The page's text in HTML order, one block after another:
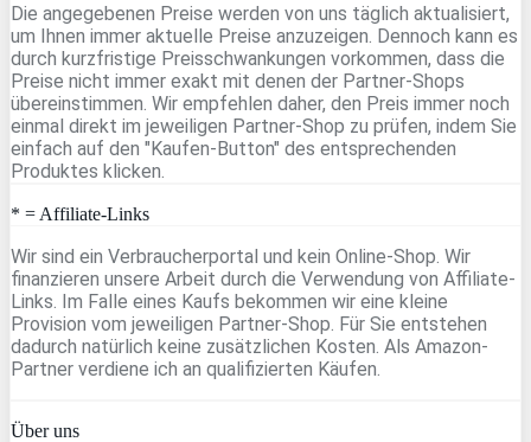
Die angegebenen Preise werden von uns täglich aktualisiert,
um Ihnen immer aktuelle Preise anzuzeigen. Dennoch kann es
durch kurzfristige Preisschwankungen vorkommen, dass die
Preise nicht immer exakt mit denen der Partner-Shops
übereinstimmen. Wir empfehlen daher, den Preis immer noch
einmal direkt im jeweiligen Partner-Shop zu prüfen, indem Sie
einfach auf den "Kaufen-Button" des entsprechenden
Produktes klicken.
* = Affiliate-Links
Wir sind ein Verbraucherportal und kein Online-Shop. Wir
finanzieren unsere Arbeit durch die Verwendung von Affiliate-
Links. Im Falle eines Kaufs bekommen wir eine kleine
Provision vom jeweiligen Partner-Shop. Für Sie entstehen
dadurch natürlich keine zusätzlichen Kosten. Als Amazon-
Partner verdiene ich an qualifizierten Käufen.
Über uns